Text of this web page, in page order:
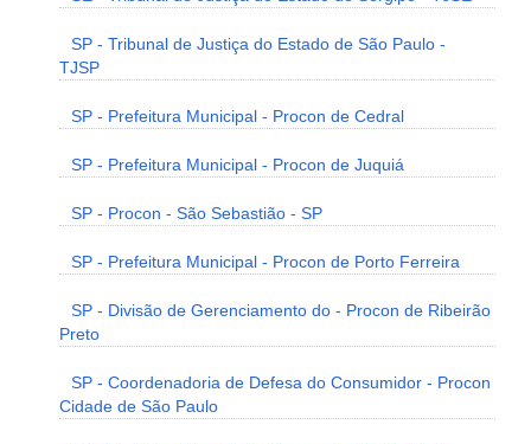
SP - Tribunal de Justiça do Estado de São Paulo -
TJSP
SP - Prefeitura Municipal - Procon de Cedral
SP - Prefeitura Municipal - Procon de Juquiá
SP - Procon - São Sebastião - SP
SP - Prefeitura Municipal - Procon de Porto Ferreira
SP - Divisão de Gerenciamento do - Procon de Ribeirão
Preto
SP - Coordenadoria de Defesa do Consumidor - Procon
Cidade de São Paulo